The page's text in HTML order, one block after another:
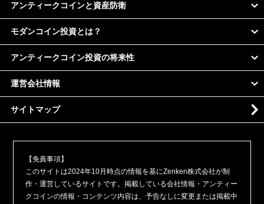
アンティークコインと資産防衛
モダンコイン投資とは？
アンティークコイン投資の将来性
運営会社情報
サイトマップ
【免責事項】
このサイトは2024年10月時点の情報を基にZenken株式会社が制
作・運営しているサイトです。掲載している会社情報・アンティー
クコインの情報・コンテンツ内容は、予告なしに変更または掲載中